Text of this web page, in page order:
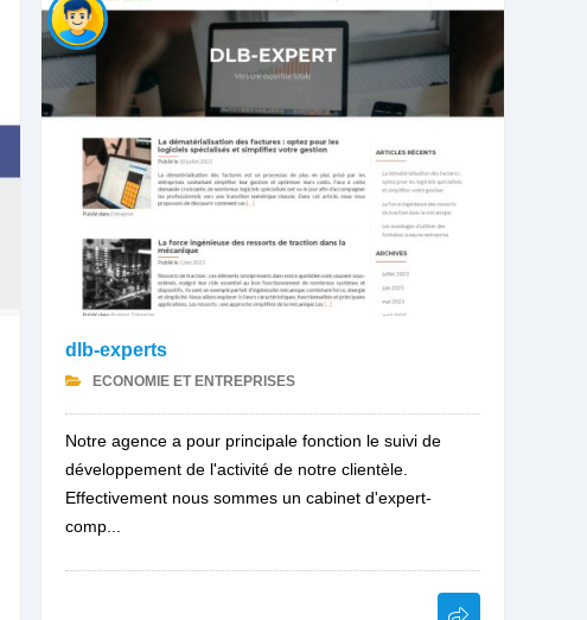
dlb-experts
ECONOMIE ET ENTREPRISES
Notre agence a pour principale fonction le suivi de
développement de l'activité de notre clientèle.
Effectivement nous sommes un cabinet d'expert-
comp...